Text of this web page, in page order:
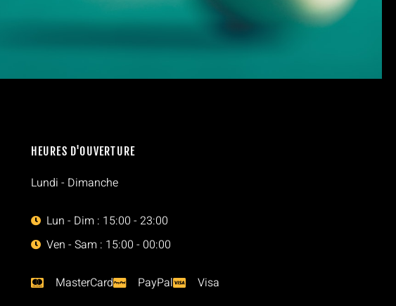
HEURES D'OUVERTURE
Lundi - Dimanche
Lun - Dim : 15:00 - 23:00
Ven - Sam : 15:00 - 00:00
MasterCard PayPal Visa